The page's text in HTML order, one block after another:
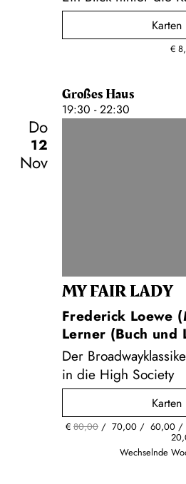
Karten
€
Großes Haus
19:30 - 22:30
Do
12
Nov
MY FAIR LADY
Frederick Loewe
Lerner (Buch und
Der
in die High Society
Karten
€ 80,00 70,00 60,00
Wechselnde